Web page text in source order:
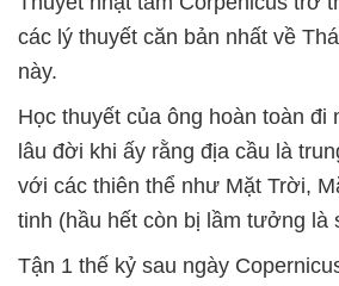
các lý thuyết căn bản nhất về
này.
Học thuyết của ông hoàn toàn
lâu đời khi ấy rằng địa cầu là
với các thiên thể như Mặt Trời,
tinh (hầu hết còn bị lầm tưởng là
Tận 1 thế kỷ sau ngày